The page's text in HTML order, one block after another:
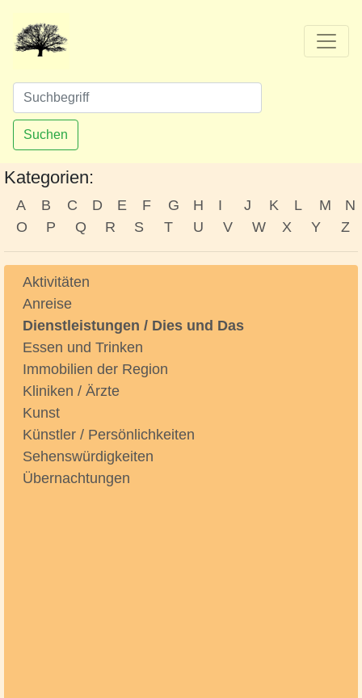
Suchen
Kategorien:
A B C D E F G H I J K L M
N
O
P Q R S T U V W X Y Z
Aktivitäten
Anreise
Dienstleistungen / Dies und Das
Essen und Trinken
Immobilien der Region
Kliniken / Ärzte
Kunst
Künstler / Persönlichkeiten
Sehenswürdigkeiten
Übernachtungen